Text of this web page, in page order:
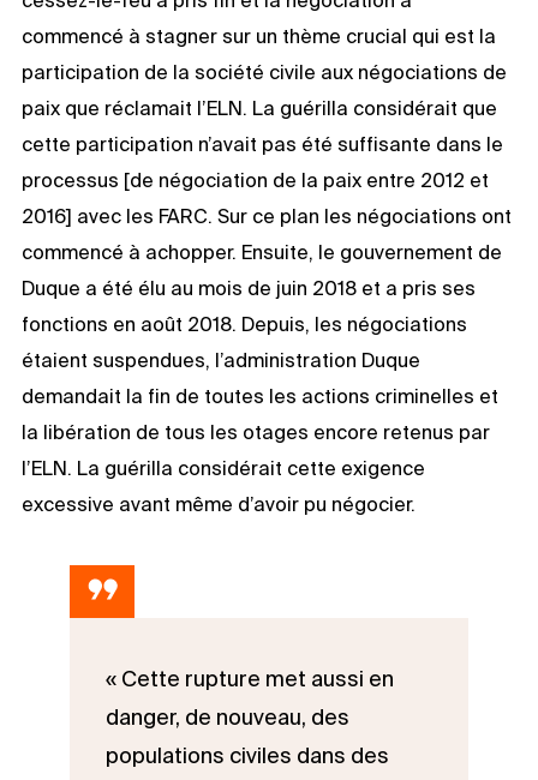
commencé à stagner sur un thème crucial qui est la
participation de la société civile aux négociations de
paix que réclamait l’ELN. La guérilla considérait que
cette participation n’avait pas été suffisante dans le
processus [de négociation de la paix entre 2012 et
2016] avec les FARC. Sur ce plan les négociations ont
commencé à achopper. Ensuite, le gouvernement de
Duque a été élu au mois de juin 2018 et a pris ses
fonctions en août 2018. Depuis, les négociations
étaient suspendues, l’administration Duque
demandait la fin de toutes les actions criminelles et
la libération de tous les otages encore retenus par
l’ELN. La guérilla considérait cette exigence
excessive avant même d’avoir pu négocier.
« Cette rupture met aussi en
danger, de nouveau, des
populations civiles dans des